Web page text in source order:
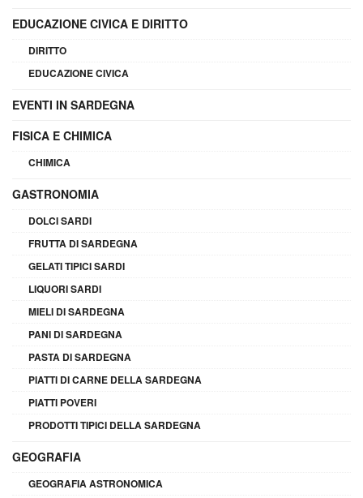
EDUCAZIONE CIVICA E DIRITTO
DIRITTO
EDUCAZIONE CIVICA
EVENTI IN SARDEGNA
FISICA E CHIMICA
CHIMICA
GASTRONOMIA
DOLCI SARDI
FRUTTA DI SARDEGNA
GELATI TIPICI SARDI
LIQUORI SARDI
MIELI DI SARDEGNA
PANI DI SARDEGNA
PASTA DI SARDEGNA
PIATTI DI CARNE DELLA SARDEGNA
PIATTI POVERI
PRODOTTI TIPICI DELLA SARDEGNA
GEOGRAFIA
GEOGRAFIA ASTRONOMICA